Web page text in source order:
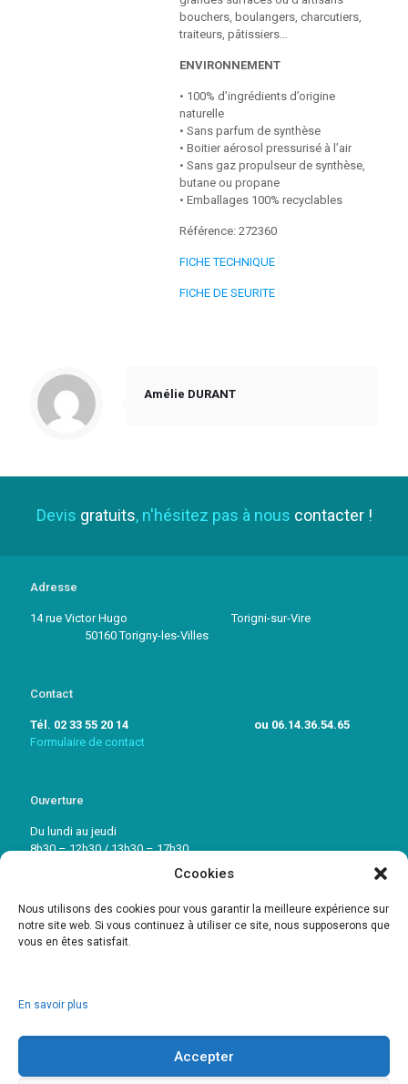
Ccookies
Nous utilisons des cookies pour vous garantir la meilleure expérience sur
notre site web. Si vous continuez à utiliser ce site, nous supposerons que
vous en êtes satisfait.
En savoir plus
Accepter
bouchers, boulangers, charcutiers,
traiteurs, pâtissiers…
ENVIRONNEMENT
• 100% d’ingrédients d’origine
naturelle
• Sans parfum de synthèse
• Boitier aérosol pressurisé à l’air
• Sans gaz propulseur de synthèse,
butane ou propane
• Emballages 100% recyclables
Référence: 272360
FICHE TECHNIQUE
FICHE DE SEURITE
Amélie DURANT
Devis gratuits, n'hésitez pas à nous contacter !
Adresse
14 rue Victor Hugo Torigni-sur-Vire
50160 Torigny-les-Villes
Contact
Tél. 02 33 55 20 14 ou 06.14.36.54.65
Formulaire de contact
Ouverture
Du lundi au jeudi
8h30 – 12h30 / 13h30 – 17h30
Vendredi: 8h30 – 12h30 / 13h30 – 16h30
www.amcrepro.com